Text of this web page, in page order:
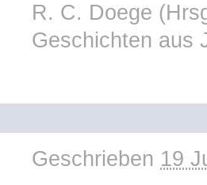
R. C. Doege
Geschichten aus
Geschrieben 19